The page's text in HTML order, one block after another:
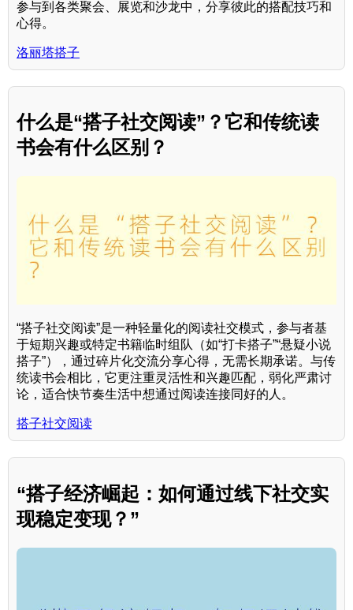
参与到各类聚会、展览和沙龙中，分享彼此的搭配技巧和
心得。
洛丽塔搭子
什么是“搭子社交阅读”？它和传统读
书会有什么区别？
“搭子社交阅读”是一种轻量化的阅读社交模式，参与者基
于短期兴趣或特定书籍临时组队（如“打卡搭子”“悬疑小说
搭子”），通过碎片化交流分享心得，无需长期承诺。与传
统读书会相比，它更注重灵活性和兴趣匹配，弱化严肃讨
论，适合快节奏生活中想通过阅读连接同好的人。
搭子社交阅读
“搭子经济崛起：如何通过线下社交实
现稳定变现？”